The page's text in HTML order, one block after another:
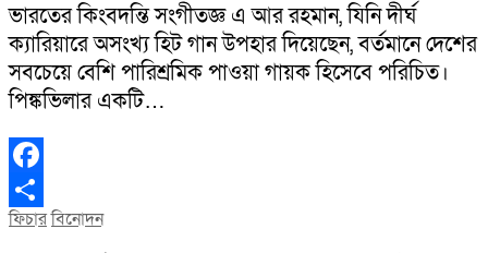
ভারতের কিংবদন্তি সংগীতজ্ঞ এ আর রহমান, যিনি দীর্ঘ
ক্যারিয়ারে অসংখ্য হিট গান উপহার দিয়েছেন, বর্তমানে দেশের
সবচেয়ে বেশি পারিশ্রমিক পাওয়া গায়ক হিসেবে পরিচিত।
পিঙ্কভিলার একটি…
Facebook
Share
ফিচারবিনোদন